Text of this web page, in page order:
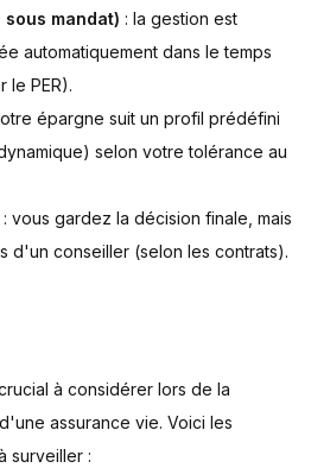
mandat) : la gestion est
automatiquement dans le temps
le PER).
épargne suit un profil prédéfini
selon votre tolérance au
: vous gardez la décision finale, mais
d'un conseiller (selon les contrats).
à considérer lors de la
assurance vie. Voici les
surveiller :